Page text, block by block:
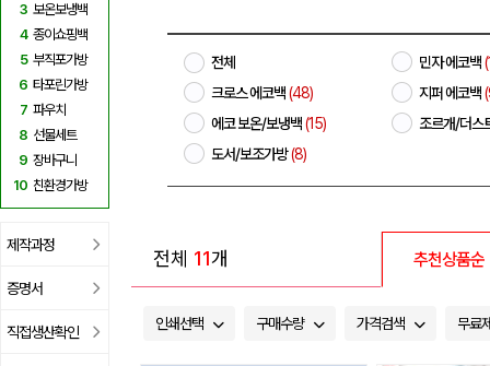
3 보온보냉백
4 종이쇼핑백
5 부직포가방
6 타포린가방
7 파우치
8 선물세트
9 장바구니
10 친환경가방
제작과정
증명서
직접생산확인
전체 민자 에코백
크로스 에코백(48) 지퍼 에코백
에코 보온/보냉백(15)
조르개/더스
도서/보조가방(8)
전체 11개 추천상품순
인쇄선택 구매수량 가격검색 무료